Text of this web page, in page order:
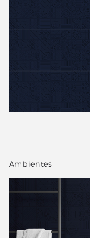
Ambientes